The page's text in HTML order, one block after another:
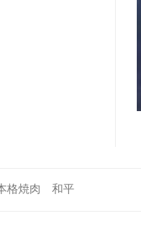
格焼肉 和平